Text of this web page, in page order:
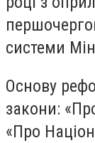
системи
Основу
закони:
«Про